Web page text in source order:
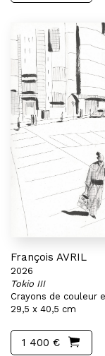
François AVRIL
2026
Tokio III
Crayons de couleur
29,5 x 40,5 cm
1 400 €